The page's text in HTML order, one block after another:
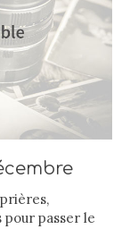
passer le